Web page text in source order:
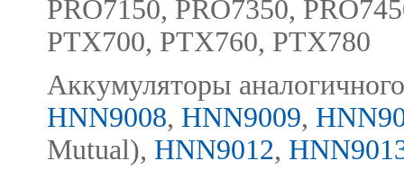
PRO7150, PRO7350,
PTX700, PTX760, PTX780
Аккумуляторы
HNN9008, HNN9009,
Mutual), HNN9012,